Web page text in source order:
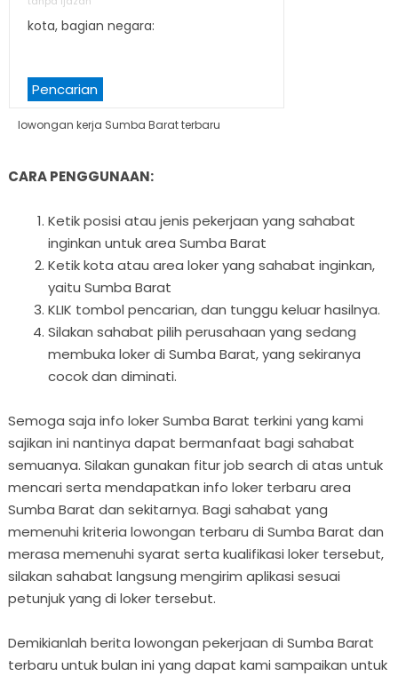
kota, bagian negara:
Pencarian
lowongan kerja Sumba Barat terbaru
CARA PENGGUNAAN:
Ketik posisi atau jenis pekerjaan yang sahabat
inginkan untuk area Sumba Barat
Ketik kota atau area loker yang sahabat inginkan,
yaitu Sumba Barat
KLIK tombol pencarian, dan tunggu keluar hasilnya.
Silakan sahabat pilih perusahaan yang sedang
membuka loker di Sumba Barat, yang sekiranya
cocok dan diminati.
Semoga saja info loker Sumba Barat terkini yang kami
sajikan ini nantinya dapat bermanfaat bagi sahabat
semuanya. Silakan gunakan fitur job search di atas untuk
mencari serta mendapatkan info loker terbaru area
Sumba Barat dan sekitarnya. Bagi sahabat yang
memenuhi kriteria lowongan terbaru di Sumba Barat dan
merasa memenuhi syarat serta kualifikasi loker tersebut,
silakan sahabat langsung mengirim aplikasi sesuai
petunjuk yang di loker tersebut.
Demikianlah berita lowongan pekerjaan di Sumba Barat
terbaru untuk bulan ini yang dapat kami sampaikan untuk